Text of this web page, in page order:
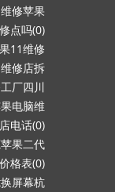
修苹果
点吗(0)
11维修
维修店拆
厂四川
电脑维
电话(0)
果二代
格表(0)
屏幕杭